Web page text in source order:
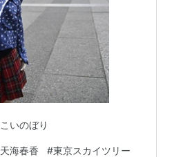
いのぼり
天海春香 #東京スカイツリー